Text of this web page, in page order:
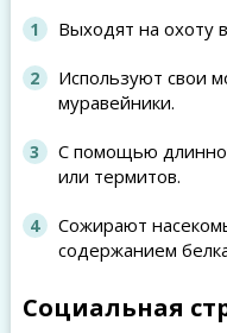
Выходят на охоту
Используют свои
муравейники.
С помощью
или термитов.
Сожирают
содержанием
Социальная